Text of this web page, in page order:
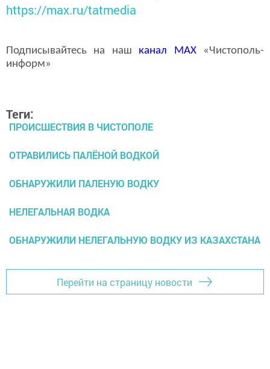
https://max.ru/tatmedia
Подписывайтесь на наш канал MAX«Чистополь-
информ»
Теги:
ПРОИСШЕСТВИЯ В ЧИСТОПОЛЕ
ОТРАВИЛИСЬ ПАЛЁНОЙ ВОДКОЙ
ОБНАРУЖИЛИ ПАЛЕНУЮ ВОДКУ
НЕЛЕГАЛЬНАЯ ВОДКА
ОБНАРУЖИЛИ НЕЛЕГАЛЬНУЮ ВОДКУ ИЗ КАЗАХСТАНА
Перейти на страницу новости